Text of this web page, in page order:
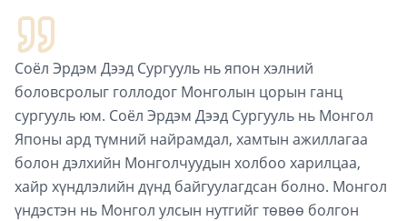
Соёл Эрдэм Дээд Сургууль нь япон хэлний
боловсролыг голлодог Монголын цорын ганц
сургууль юм. Соёл Эрдэм Дээд Сургууль нь Монгол
Японы ард түмний найрамдал, хамтын ажиллагаа
болон дэлхийн Монголчуудын холбоо харилцаа,
хайр хүндлэлийн дүнд байгуулагдсан болно. Монгол
үндэстэн нь Монгол улсын нутгийг төвөө болгон